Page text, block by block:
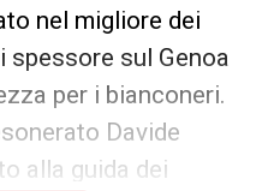
nel migliore dei
spessore sul Genoa
per i bianconeri.
Davide
alla guida dei